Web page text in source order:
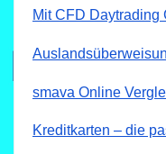
Mit CFD Daytrading
smava Online
Kreditkarten – die